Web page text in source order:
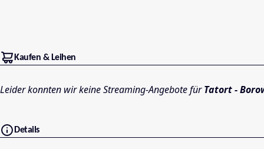
Kaufen & Leihen
Leider konnten wir keine Streaming-Angebote fürTatort -
Details